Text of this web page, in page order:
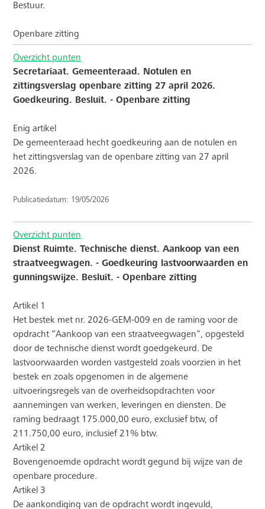
Bestuur.
Openbare zitting
Overzicht punten
Secretariaat. Gemeenteraad. Notulen en
zittingsverslag openbare zitting 27 april 2026.
Goedkeuring. Besluit. - Openbare zitting
Enig artikel
De gemeenteraad hecht goedkeuring aan de notulen en
het zittingsverslag van de openbare zitting van 27 april
2026.
Publicatiedatum: 19/05/2026
Overzicht punten
Dienst Ruimte. Technische dienst. Aankoop van een
straatveegwagen. - Goedkeuring lastvoorwaarden en
gunningswijze. Besluit. - Openbare zitting
Artikel 1
Het bestek met nr. 2026-GEM-009 en de raming voor de
opdracht “Aankoop van een straatveegwagen”, opgesteld
door de technische dienst wordt goedgekeurd. De
lastvoorwaarden worden vastgesteld zoals voorzien in het
bestek en zoals opgenomen in de algemene
uitvoeringsregels van de overheidsopdrachten voor
aannemingen van werken, leveringen en diensten. De
raming bedraagt 175.000,00 euro, exclusief btw, of
211.750,00 euro, inclusief 21% btw.
Artikel 2
Bovengenoemde opdracht wordt gegund bij wijze van de
openbare procedure.
Artikel 3
De aankondiging van de opdracht wordt ingevuld,